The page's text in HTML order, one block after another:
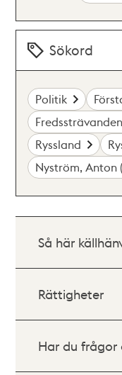
Sökord
Politik
Fredssträvanden
Ryssland
Nyström, Anton
Så här
Rättigheter
Har du frågor